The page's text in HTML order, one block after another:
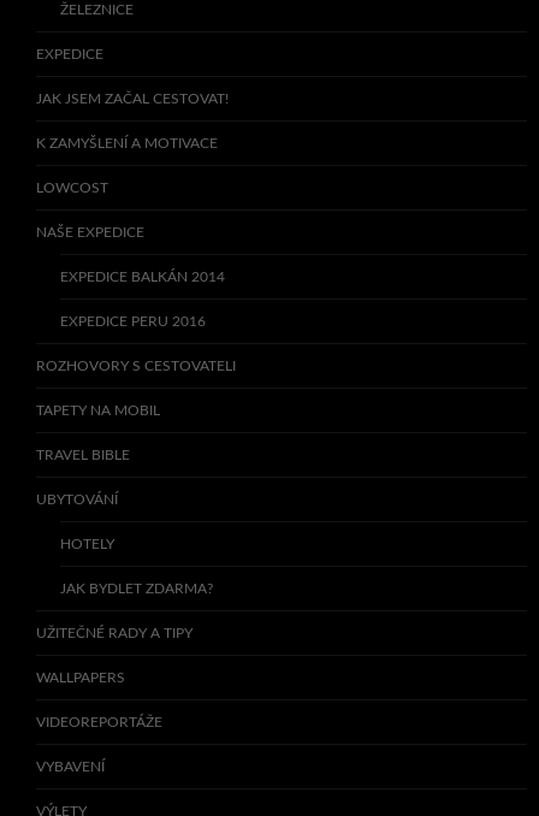
ŽELEZNICE
EXPEDICE
JAK JSEM ZAČAL CESTOVAT!
K ZAMYŠLENÍ A MOTIVACE
LOWCOST
NAŠE EXPEDICE
EXPEDICE BALKÁN 2014
EXPEDICE PERU 2016
ROZHOVORY S CESTOVATELI
TAPETY NA MOBIL
TRAVEL BIBLE
UBYTOVÁNÍ
HOTELY
JAK BYDLET ZDARMA?
UŽITEČNÉ RADY A TIPY
WALLPAPERS
VIDEOREPORTÁŽE
VYBAVENÍ
VÝLETY